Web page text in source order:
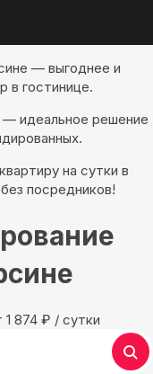
— выгоднее и
в гостинице.
— идеальное решение
на сутки в
посредников!
874 ₽ / сутки